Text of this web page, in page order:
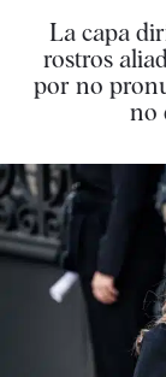
La capa
rostros
por no
no